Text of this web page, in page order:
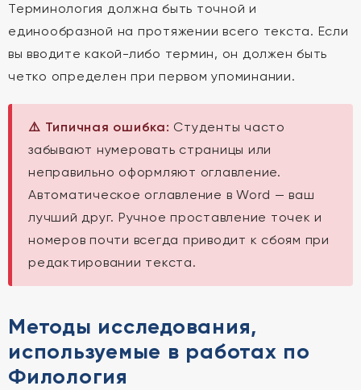
Терминология должна быть точной и
единообразной на протяжении всего текста. Если
вы вводите какой-либо термин, он должен быть
четко определен при первом упоминании.
⚠️ Типичная ошибка: Студенты часто
забывают нумеровать страницы или
неправильно оформляют оглавление.
Автоматическое оглавление в Word — ваш
лучший друг. Ручное проставление точек и
номеров почти всегда приводит к сбоям при
редактировании текста.
Методы исследования,
используемые в работах по
Филология